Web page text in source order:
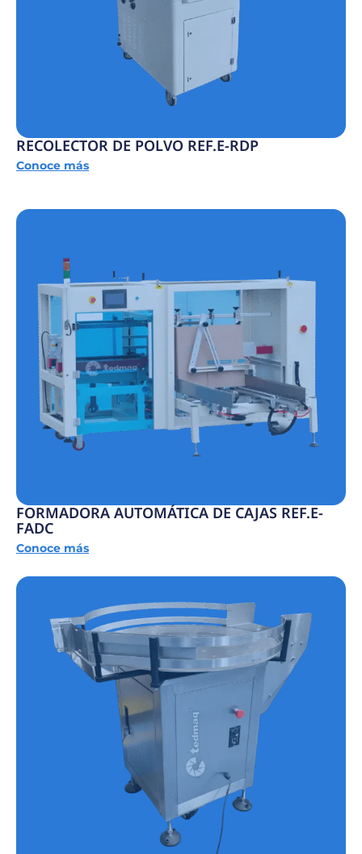
RECOLECTOR DE POLVO REF.E-RDP
Conoce más
FORMADORA AUTOMÁTICA DE CAJAS REF.E-
FADC
Conoce más